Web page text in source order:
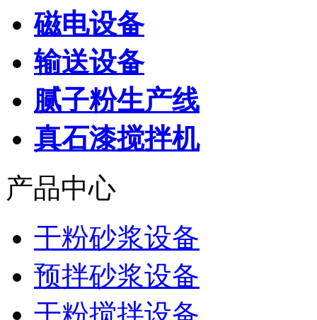
磁电设备
输送设备
腻子粉生产线
真石漆搅拌机
产品中心
干粉砂浆设备
预拌砂浆设备